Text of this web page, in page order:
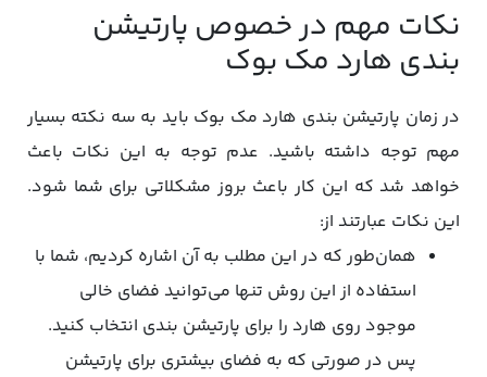
نکات مهم در خصوص پارتیشن
بندی هارد مک بوک
در زمان پارتیشن بندی هارد مک بوک باید به سه نکته بسیار
مهم توجه داشته باشید. عدم توجه به این نکات باعث
خواهد شد که این کار باعث بروز مشکلاتی برای شما شود.
این نکات عبارتند از:
همان‌طور که در این مطلب به آن اشاره کردیم، شما با
استفاده از این روش تنها می‌توانید فضای خالی
موجود روی هارد را برای پارتیشن بندی انتخاب کنید.
پس در صورتی که به فضای بیشتری برای پارتیشن